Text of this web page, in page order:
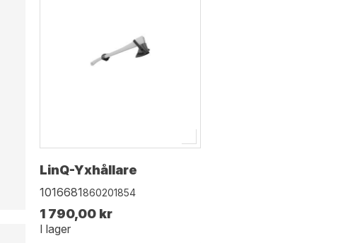
LinQ-Yxhållare
1016681860201854
1 790,00 kr
I lager